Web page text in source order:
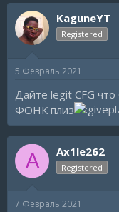
т
о
р
м
т
а
н
а
а
KaguneYT
Registered
5 Февраль 2021
Дайте legit CFG
ФОНК плиз
A Ax1le262
Registered
7 Февраль 2021